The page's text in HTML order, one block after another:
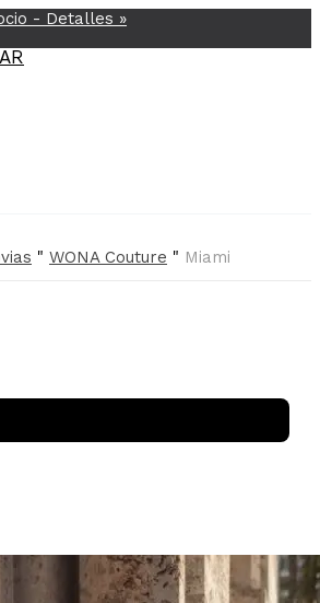
- Detalles »
" WONA Couture " Miami